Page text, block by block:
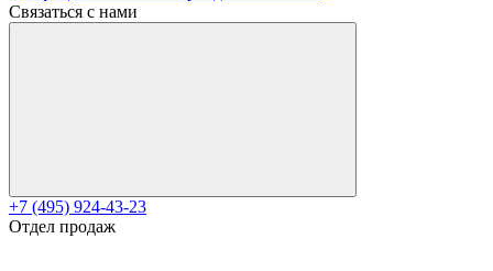
Связаться с нами
+7 (495) 924-43-23
Отдел продаж